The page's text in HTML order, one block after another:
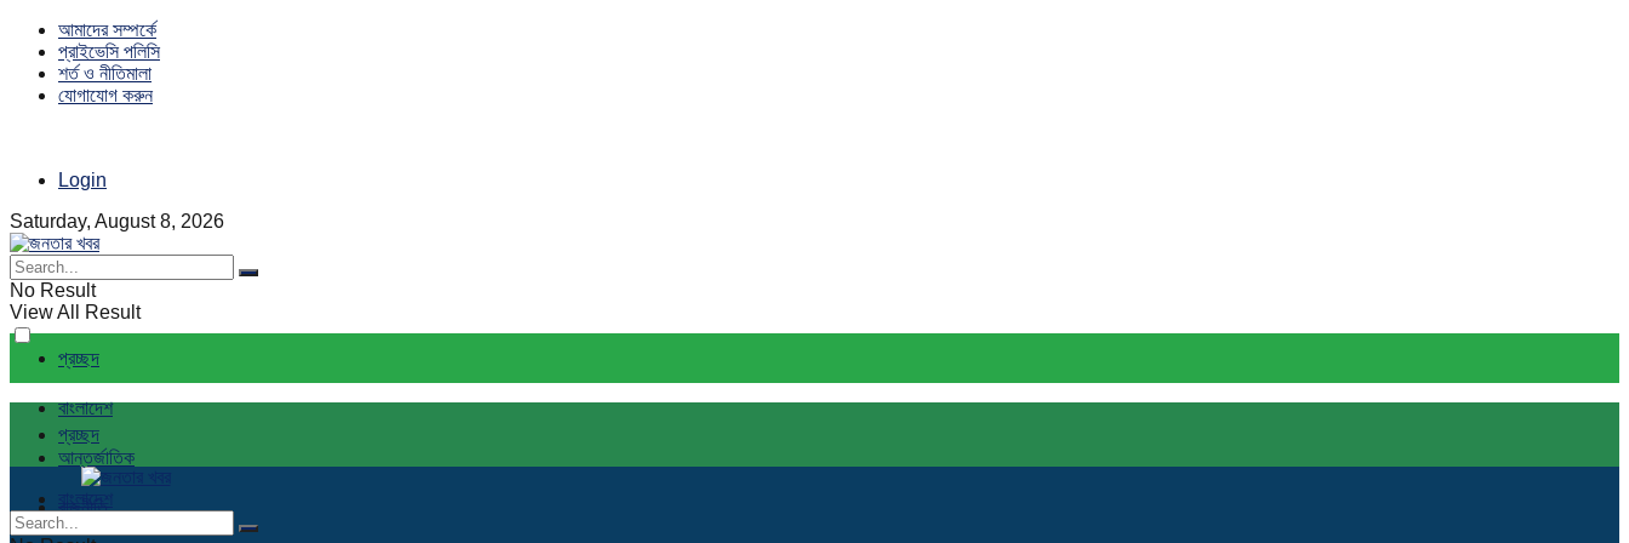
আমাদের সম্পর্কে
প্রাইভেসি পলিসি
শর্ত ও নীতিমালা
যোগাযোগ করুন
Login
Saturday, August 8, 2026
No Result
View All Result
প্রচ্ছদ
বাংলাদেশ
আন্তর্জাতিক
রাজনীতি
প্রচ্ছদ
বাংলাদেশ